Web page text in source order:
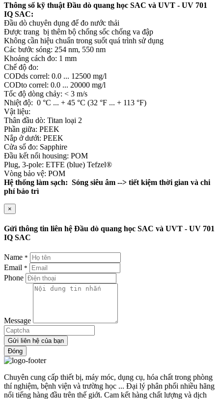
Thông số kỹ thuật Đầu dò quang học SAC và UVT - UV 701
IQ SAC:
Đầu dò chuyên dụng để đo nước thải
Được trang bị thêm bộ chống sốc chống va đập
Không cần hiệu chuẩn trong suốt quá trình sử dụng
Các bước sóng: 254 nm, 550 nm
Khoảng cách đo: 1 mm
Chế độ đo:
CODds correl: 0.0 ... 12500 mg/l
CODto correl: 0.0 ... 20000 mg/l
Tốc độ dòng chảy: < 3 m/s
Nhiệt độ: 0 °C ... + 45 °C (32 °F ... + 113 °F)
Vật liệu:
Thân đầu dò: Titan loại 2
Phần giữa: PEEK
Nắp ở dưới: PEEK
Cửa số đo: Sapphire
Đầu kết nối housing: POM
Plug, 3-pole: ETFE (blue) Tefzel®
Vòng bảo vệ: POM
Hệ thống làm sạch: Sóng siêu âm --> tiết kiệm thời gian và chi
phí bảo trì
×
Gửi thông tin liên hệ Đầu dò quang học SAC và UVT - UV 701
IQ SAC
Name *
Email *
Phone
Message
Gửi liên hệ của bạn
Đóng
Chuyên cung cấp thiết bị, máy móc, dụng cụ, hóa chất trong phòng
thí nghiệm, bệnh viện và trường học ... Đại lý phân phối nhiều hãng
nổi tiếng hàng đầu trên thế giới. Cam kết hàng chất lượng và dịch